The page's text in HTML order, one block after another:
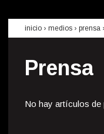
inicio › medios › prensa
Prensa
No hay artículos de